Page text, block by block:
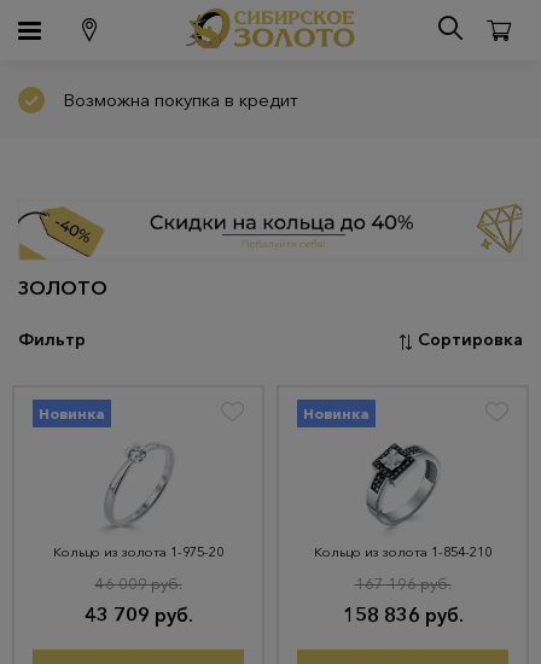
Возможна покупка в кредит
ЗОЛОТО
Фильтр Сортировка
Новинка
Кольцо из золота 1-975-20
43 709 руб.
46 009 руб.
Новинка
Кольцо из золота 1-854-210
158 836 руб.
167 196 руб.